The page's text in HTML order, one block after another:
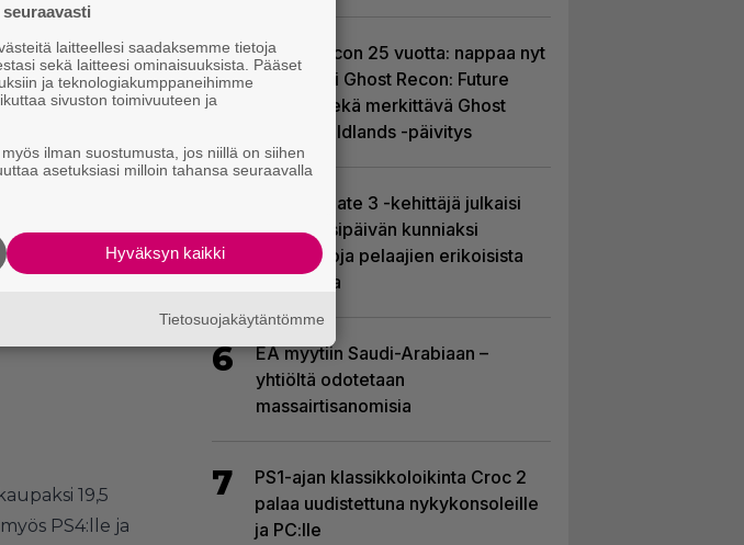
19,5
PS4:lle ja
4
Ghost Recon 25 vuotta: nappaa nyt
ilmaiseksi Ghost Recon: Future
Soldier sekä merkittävä Ghost
Recon Wildlands -päivitys
Baldur’s Gate 3 -kehittäjä julkaisi
pelin vuosipäivän kunniaksi
tilastotietoja pelaajien erikoisista
valinnoista
6
EA myytiin Saudi-Arabiaan –
yhtiöltä odotetaan
massairtisanomisia
7
PS1-ajan klassikkoloikinta Croc 2
palaa uudistettuna nykykonsoleille
ja PC:lle
laitteellesi saadaksemme tietoja
sekä laitteesi ominaisuuksista. Pääset
ja teknologiakumppaneihimme
sivuston toimivuuteen ja
ilman suostumusta, jos niillä on siihen
asetuksiasi milloin tahansa seuraavalla
Hyväksyn kaikki
Tietosuojakäytäntömme